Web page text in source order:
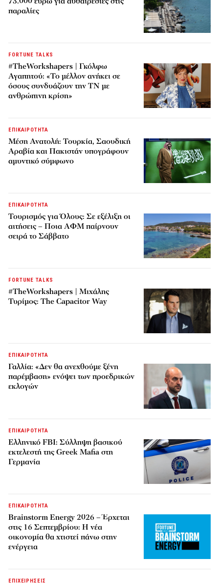
παραλίες
FORTUNE TALKS
#TheWorkshapers | Γκόλφω
Αγαπητού: «Το μέλλον ανήκει σε
όσους συνδυάζουν την ΤΝ με
ανθρώπινη κρίση»
ΕΠΙΚΑΙΡΟΤΗΤΑ
Μέση Ανατολή: Τουρκία, Σαουδική
Αραβία και Πακιστάν υπογράφουν
αμυντικό σύμφωνο
ΕΠΙΚΑΙΡΟΤΗΤΑ
Τουρισμός για Όλους: Σε εξέλιξη οι
αιτήσεις – Ποια ΑΦΜ παίρνουν
σειρά το Σάββατο
FORTUNE TALKS
#TheWorkshapers | Μιχάλης
Τυρίμος: The Capacitor Way
ΕΠΙΚΑΙΡΟΤΗΤΑ
Γαλλία: «Δεν θα ανεχθούμε ξένη
παρέμβαση» ενόψει των προεδρικών
εκλογών
ΕΠΙΚΑΙΡΟΤΗΤΑ
Ελληνικό FBI: Σύλληψη βασικού
εκτελεστή της Greek Mafia στη
Γερμανία
ΕΠΙΚΑΙΡΟΤΗΤΑ
Brainstorm Energy 2026 – Έρχεται
στις 16 Σεπτεμβρίου: Η νέα
οικονομία θα χτιστεί πάνω στην
ενέργεια
ΕΠΙΧΕΙΡΗΣΕΙΣ